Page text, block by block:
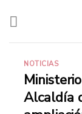
NOTICIAS
Alcaldía